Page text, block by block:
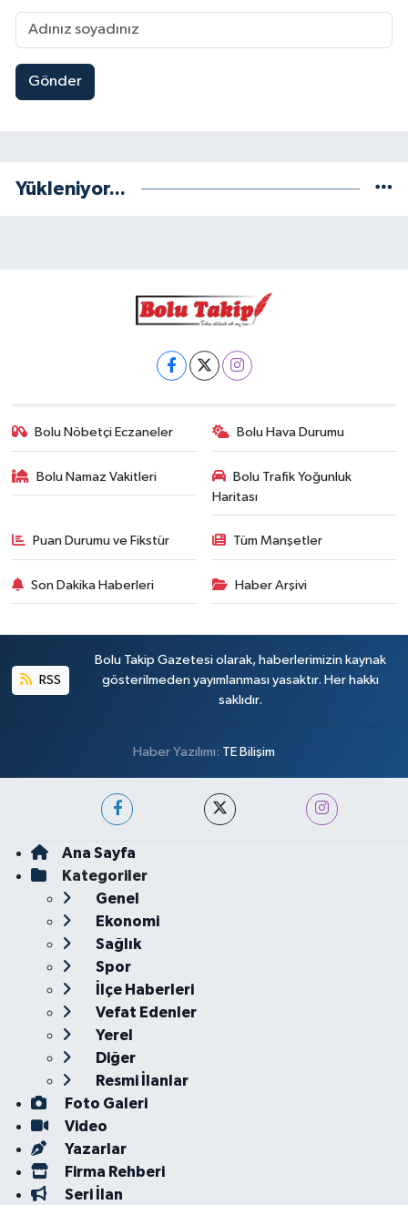
Gönder
Yükleniyor...
Bolu Nöbetçi Eczaneler Bolu Hava Durumu
Bolu Namaz Vakitleri
Bolu Trafik Yoğunluk
Haritası
Puan Durumu ve Fikstür Tüm Manşetler
Son Dakika Haberleri Haber Arşivi
RSS
Bolu Takip Gazetesi olarak, haberlerimizin kaynak
gösterilmeden yayımlanması yasaktır. Her hakkı
saklıdır.
Haber Yazılımı: TE Bilişim
Ana Sayfa
Kategoriler
Genel
Ekonomi
Sağlık
Spor
İlçe Haberleri
Vefat Edenler
Yerel
Diğer
Resmi İlanlar
Foto Galeri
Video
Yazarlar
Firma Rehberi
Seri İlan